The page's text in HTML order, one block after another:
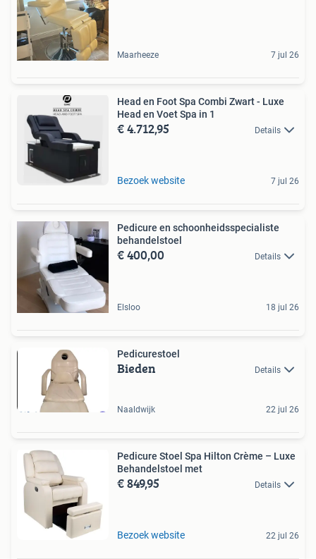
Maarheeze 7 jul 26
Head en Foot Spa Combi Zwart - Luxe
Head en Voet Spa in 1
€ 4.712,95 Details
Bezoek website 7 jul 26
Pedicure en schoonheidsspecialiste
behandelstoel
€ 400,00 Details
Elsloo 18 jul 26
Pedicurestoel
Bieden Details
Naaldwijk 22 jul 26
Pedicure Stoel Spa Hilton Crème – Luxe
Behandelstoel met
€ 849,95 Details
Bezoek website 22 jul 26